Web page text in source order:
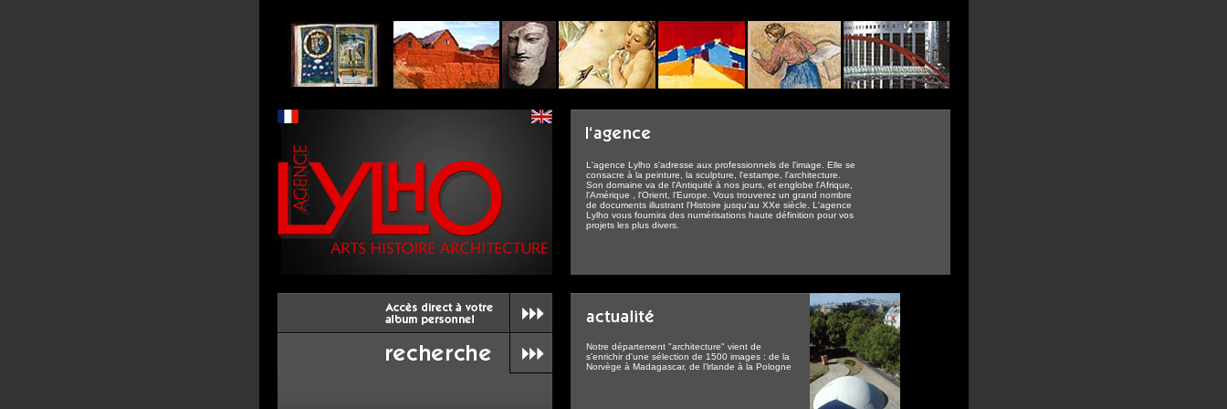
L'agence Lylho s'adresse aux professionnels de l'image. Elle se
consacre à la peinture, la sculpture, l'estampe, l'architecture.
Son domaine va de l'Antiquité à nos jours, et englobe l'Afrique,
l'Amérique , l'Orient, l'Europe. Vous trouverez un grand nombre
de documents illustrant l'Histoire jusqu'au XXe siècle. L'agence
Lylho vous fournira des numérisations haute définition pour vos
projets les plus divers.
Notre département "architecture" vient de
s'enrichir d'une sélection de 1500 images : de la
Norvège à Madagascar, de l'lrlande à la Pologne